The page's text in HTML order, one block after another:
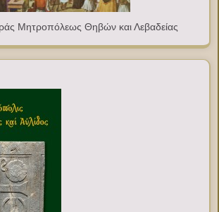
Μητροπόλεως Θηβών και Λεβαδείας